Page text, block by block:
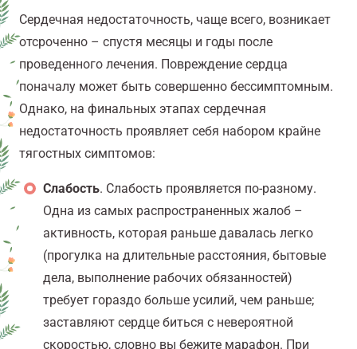
Сердечная недостаточность, чаще всего, возникает
отсроченно – спустя месяцы и годы после
проведенного лечения. Повреждение сердца
поначалу может быть совершенно бессимптомным.
Однако, на финальных этапах сердечная
недостаточность проявляет себя набором крайне
тягостных симптомов:
Слабость. Слабость проявляется по-разному.
Одна из самых распространенных жалоб –
активность, которая раньше давалась легко
(прогулка на длительные расстояния, бытовые
дела, выполнение рабочих обязанностей)
требует гораздо больше усилий, чем раньше;
заставляют сердце биться с невероятной
скоростью, словно вы бежите марафон. При